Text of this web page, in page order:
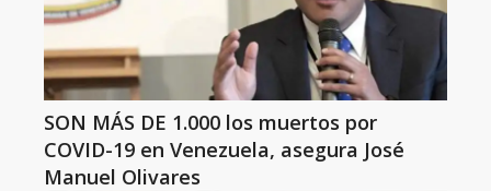
SON MÁS DE 1.000 los muertos por
COVID-19 en Venezuela, asegura José
Manuel Olivares